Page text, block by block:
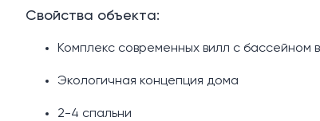
Свойства объекта:
Комплекс современных вилл с бассейном
Экологичная концепция дома
2-4 спальни